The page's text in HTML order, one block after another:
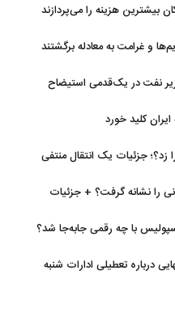
بیشترین هزینه را می‌پردازند
نفت در یک‌قدمی استیضاح
جزئیات یک انتقال منتفی
را نشانه گرفت؟ + جزئیات
با چه رقمی جابه‌جا شد؟
درباره تعطیلی ادارات شنبه